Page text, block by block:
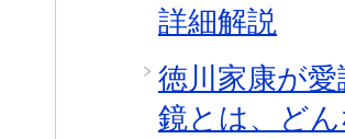
詳細解説
徳川家康が
鏡とは、ど